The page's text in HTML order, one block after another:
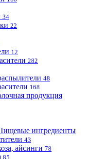
34
22
12
282
48
168
продукция
ингредиенты
43
айсинги 78
85